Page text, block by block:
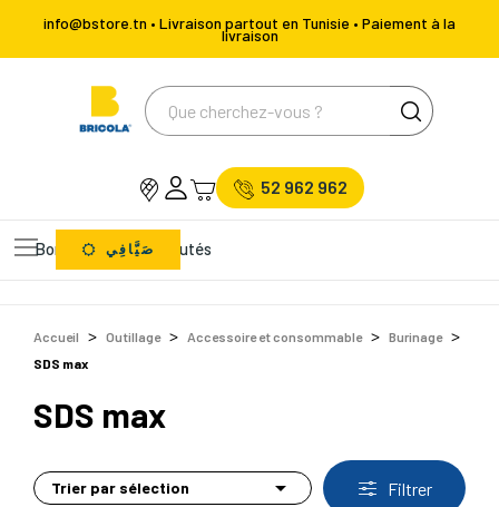
info@bstore.tn • Livraison partout en Tunisie • Paiement à la
livraison
52 962 962
Bons Plans Nouveautés
صَيَّافِي
Accueil Outillage Accessoire et consommable
Burinage
SDS max
SDS max
Trier par sélection  Filtrer